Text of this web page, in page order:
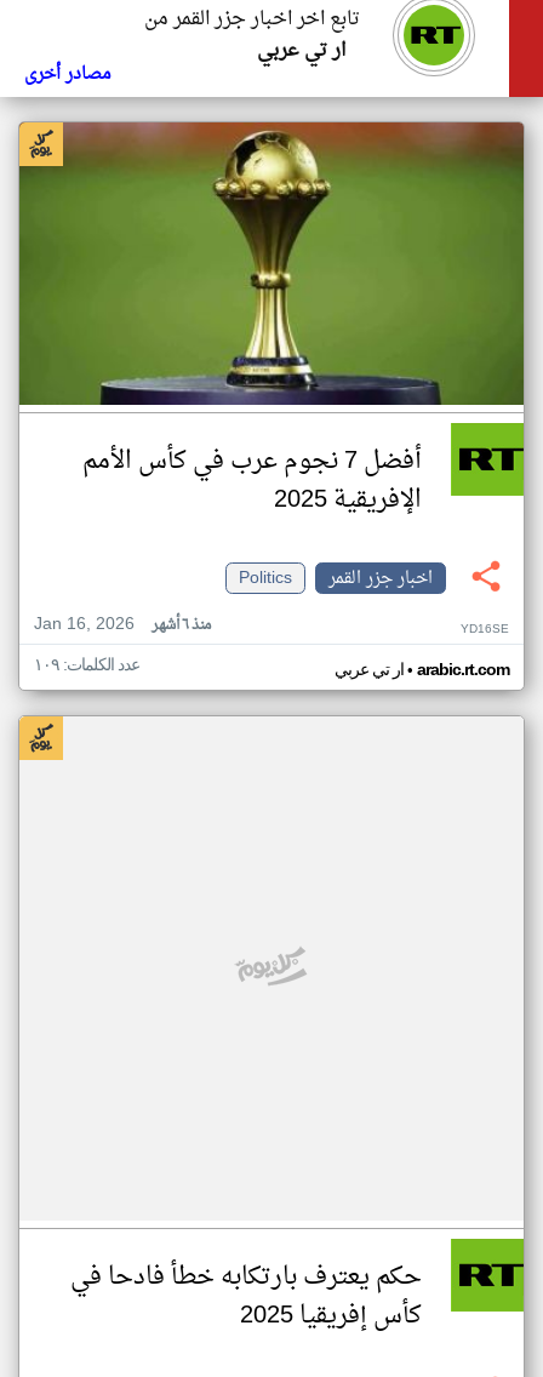
تابع اخر اخبار جزر القمر من
ار تي عربي
مصادر أخرى
أفضل 7 نجوم عرب في كأس الأمم
الإفريقية 2025
اخبار جزر القمر
Politics
Jan 16, 2026
منذ ٦ أشهر YD16SE
ار تي عربي• arabic.rt.com عدد الكلمات: ١٠٩
حكم يعترف بارتكابه خطأ فادحا في
كأس إفريقيا 2025